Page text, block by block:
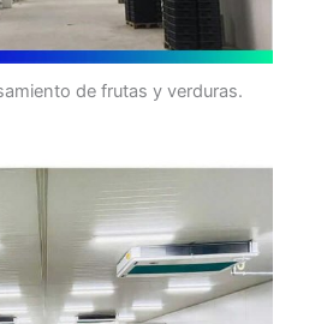
de frutas y verduras.